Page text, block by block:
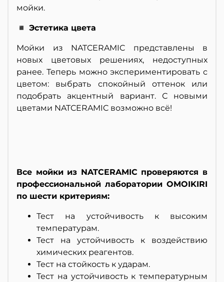
мойки.
◾ Эстетика цвета
Мойки из NATCERAMIC представлены в
новых цветовых решениях, недоступных
ранее. Теперь можно экспериментировать с
цветом: выбрать спокойный оттенок или
подобрать акцентный вариант. С новыми
цветами NATCERAMIC возможно всё!
Все мойки из NATCERAMIC проверяются в
профессиональной лаборатории OMOIKIRI
по шести критериям:
Тест на устойчивость к высоким
температурам.
Тест на устойчивость к воздействию
химических реагентов.
Тест на стойкость к ударам.
Тест на устойчивость к температурным